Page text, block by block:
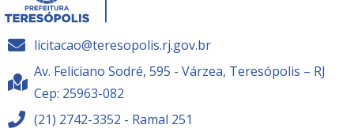
licitacao@teresopolis.rj.gov.br
Av. Feliciano Sodré, 595 - Várzea, Teresópolis – RJ
Cep: 25963-082
(21) 2742-3352 - Ramal 251